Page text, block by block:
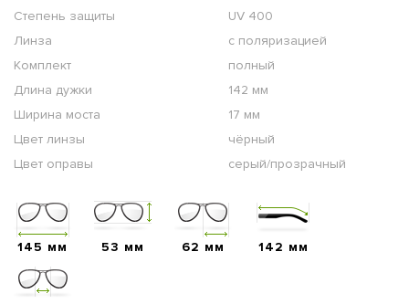
Степень защиты
UV 400
Линза
с поляризацией
Комплект
полный
Длина дужки
142 мм
Ширина моста
17 мм
Цвет линзы
чёрный
Цвет оправы
серый/прозрачный
145 мм 53 мм 62 мм 142 мм